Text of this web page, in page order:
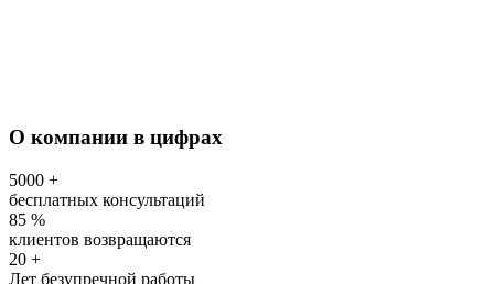
О компании в цифрах
5000 +
бесплатных консультаций
85 %
клиентов возвращаются
20 +
Лет безупречной работы